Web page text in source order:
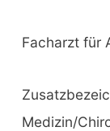
Facharzt für
Medizin/